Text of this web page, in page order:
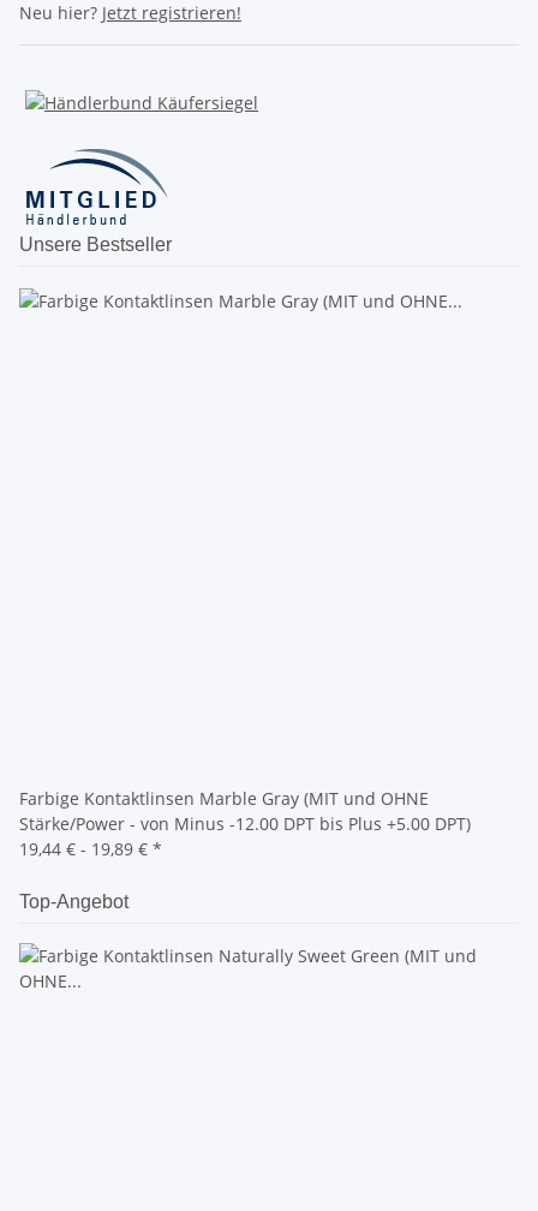
Neu hier? Jetzt registrieren!
Unsere Bestseller
Farbige Kontaktlinsen Marble Gray (MIT und OHNE
Stärke/Power - von Minus -12.00 DPT bis Plus +5.00 DPT)
19,44 € - 19,89 € *
Top-Angebot